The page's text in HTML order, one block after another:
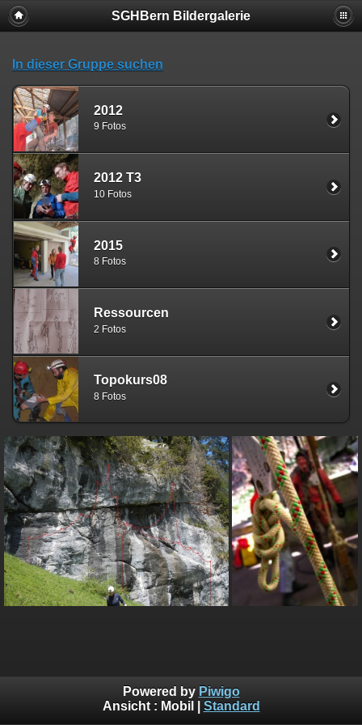
SGHBern Bildergalerie
In dieser Gruppe suchen
2012
9 Fotos
2012 T3
10 Fotos
2015
8 Fotos
Ressourcen
2 Fotos
Topokurs08
8 Fotos
Powered by Piwigo
Ansicht : Mobil Standard